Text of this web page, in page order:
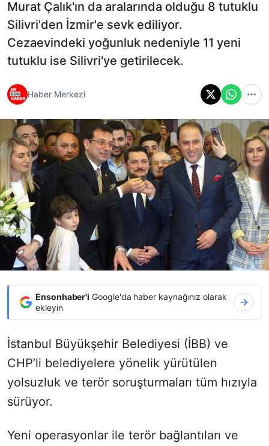
Murat Çalık'ın da aralarında olduğu 8 tutuklu
Silivri'den İzmir'e sevk ediliyor.
Cezaevindeki yoğunluk nedeniyle 11 yeni
tutuklu ise Silivri'ye getirilecek.
Haber Merkezi
Ensonhaber'i Google'da haber kaynağınız olarak
ekleyin
İstanbul Büyükşehir Belediyesi (İBB) ve
CHP’li belediyelere yönelik yürütülen
yolsuzluk ve terör soruşturmaları tüm hızıyla
sürüyor.
Yeni operasyonlar ile terör bağlantıları ve